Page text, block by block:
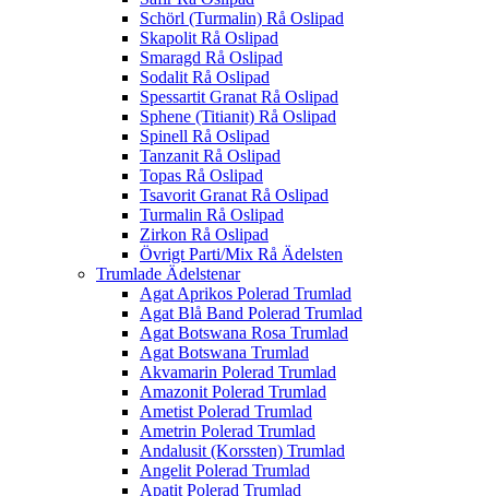
Schörl (Turmalin) Rå Oslipad
Skapolit Rå Oslipad
Smaragd Rå Oslipad
Sodalit Rå Oslipad
Spessartit Granat Rå Oslipad
Sphene (Titianit) Rå Oslipad
Spinell Rå Oslipad
Tanzanit Rå Oslipad
Topas Rå Oslipad
Tsavorit Granat Rå Oslipad
Turmalin Rå Oslipad
Zirkon Rå Oslipad
Övrigt Parti/Mix Rå Ädelsten
Trumlade Ädelstenar
Agat Aprikos Polerad Trumlad
Agat Blå Band Polerad Trumlad
Agat Botswana Rosa Trumlad
Agat Botswana Trumlad
Akvamarin Polerad Trumlad
Amazonit Polerad Trumlad
Ametist Polerad Trumlad
Ametrin Polerad Trumlad
Andalusit (Korssten) Trumlad
Angelit Polerad Trumlad
Apatit Polerad Trumlad